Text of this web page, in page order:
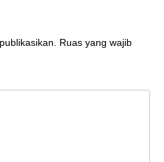
Ruas yang wajib